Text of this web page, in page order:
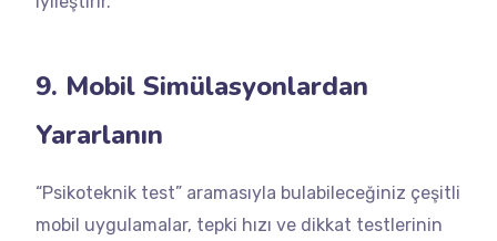
9. Mobil Simülasyonlardan
Yararlanın
“Psikoteknik test” aramasıyla bulabileceğiniz çeşitli
mobil uygulamalar, tepki hızı ve dikkat testlerinin